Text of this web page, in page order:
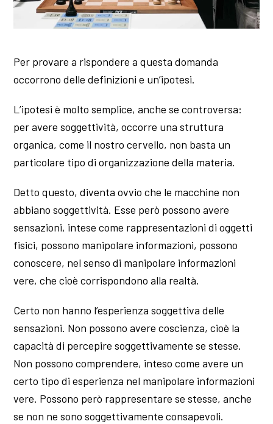
Per provare a rispondere a questa domanda
occorrono delle definizioni e un’ipotesi.
L’ipotesi è molto semplice, anche se controversa:
per avere soggettività, occorre una struttura
organica, come il nostro cervello, non basta un
particolare tipo di organizzazione della materia.
Detto questo, diventa ovvio che le macchine non
abbiano soggettività. Esse però possono avere
sensazioni, intese come rappresentazioni di oggetti
fisici, possono manipolare informazioni, possono
conoscere, nel senso di manipolare informazioni
vere, che cioè corrispondono alla realtà.
Certo non hanno l’esperienza soggettiva delle
sensazioni. Non possono avere coscienza, cioè la
capacità di percepire soggettivamente se stesse.
Non possono comprendere, inteso come avere un
certo tipo di esperienza nel manipolare informazioni
vere. Possono però rappresentare se stesse, anche
se non ne sono soggettivamente consapevoli.